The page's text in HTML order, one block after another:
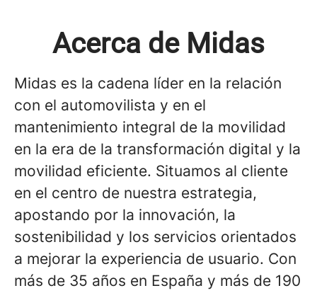
Acerca de Midas
Midas es la cadena líder en la relación
con el automovilista y en el
mantenimiento integral de la movilidad
en la era de la transformación digital y la
movilidad eficiente. Situamos al cliente
en el centro de nuestra estrategia,
apostando por la innovación, la
sostenibilidad y los servicios orientados
a mejorar la experiencia de usuario. Con
más de 35 años en España y más de 190